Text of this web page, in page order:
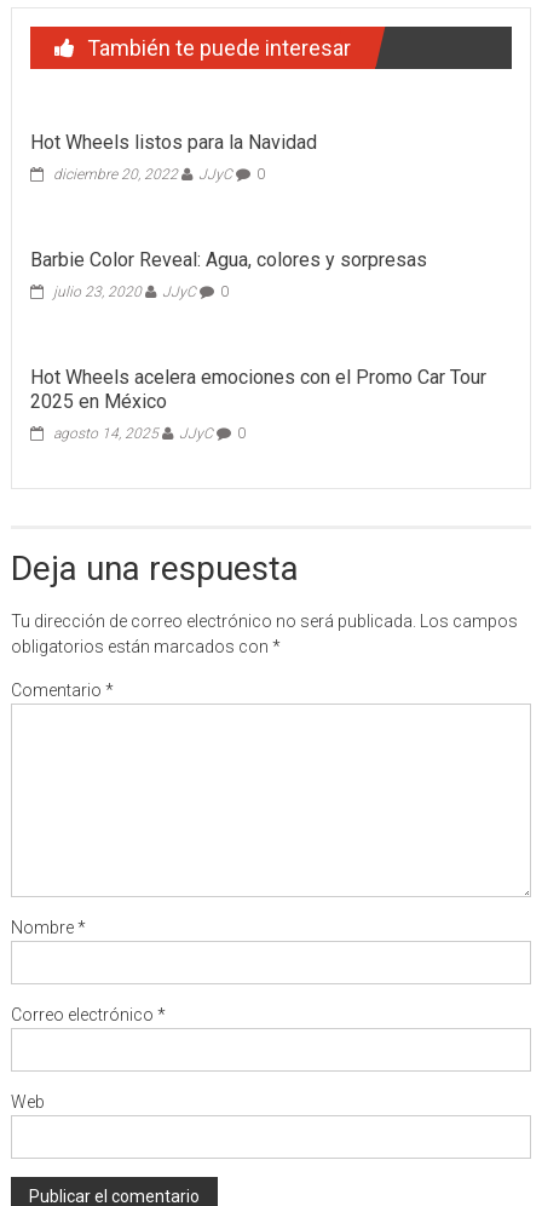
También te puede interesar
Hot Wheels listos para la Navidad
diciembre 20, 2022 JJyC 0
Barbie Color Reveal: Agua, colores y sorpresas
julio 23, 2020 JJyC 0
Hot Wheels acelera emociones con el Promo Car Tour
2025 en México
agosto 14, 2025 JJyC 0
Deja una respuesta
Tu dirección de correo electrónico no será publicada.
Los campos
obligatorios están marcados con *
Comentario *
Nombre*
Correo electrónico *
Web